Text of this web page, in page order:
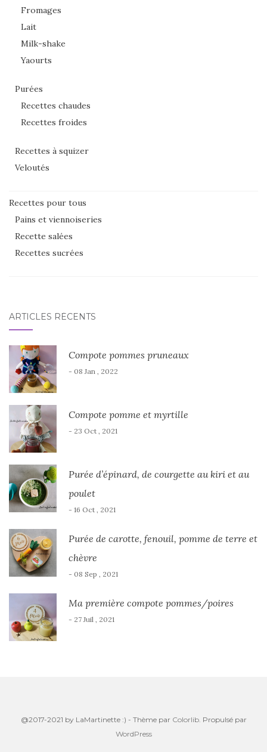
Fromages
Lait
Milk-shake
Yaourts
Purées
Recettes chaudes
Recettes froides
Recettes à squizer
Veloutés
Recettes pour tous
Pains et viennoiseries
Recette salées
Recettes sucrées
ARTICLES RÉCENTS
Compote pommes pruneaux
- 08 Jan , 2022
Compote pomme et myrtille
- 23 Oct , 2021
Purée d’épinard, de courgette au kiri et au
poulet
- 16 Oct , 2021
Purée de carotte, fenouil, pomme de terre et
chèvre
- 08 Sep , 2021
Ma première compote pommes/poires
- 27 Juil , 2021
@2017-2021 by LaMartinette :) - Thème par Colorlib. Propulsé par
WordPress